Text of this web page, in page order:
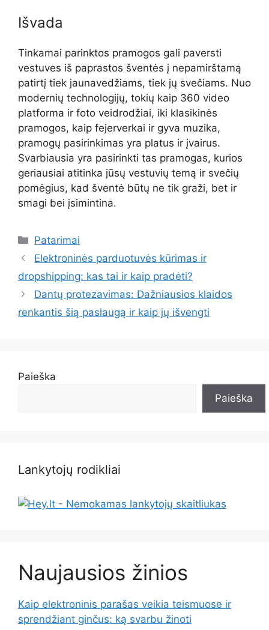
Išvada
Tinkamai parinktos pramogos gali paversti
vestuves iš paprastos šventės į nepamirštamą
patirtį tiek jaunavedžiams, tiek jų svečiams. Nuo
modernių technologijų, tokių kaip 360 video
platforma ir foto veidrodžiai, iki klasikinės
pramogos, kaip fejerverkai ir gyva muzika,
pramogų pasirinkimas yra platus ir įvairus.
Svarbiausia yra pasirinkti tas pramogas, kurios
geriausiai atitinka jūsų vestuvių temą ir svečių
pomėgius, kad šventė būtų ne tik graži, bet ir
smagi bei įsimintina.
Kategorijos
Patarimai
Elektroninės parduotuvės kūrimas ir
dropshipping: kas tai ir kaip pradėti?
Dantų protezavimas: Dažniausios klaidos
renkantis šią paslaugą ir kaip jų išvengti
Paieška
Paieška
Lankytojų rodikliai
Naujausios žinios
Kaip elektroninis parašas veikia teismuose ir
sprendžiant ginčus: ką svarbu žinoti